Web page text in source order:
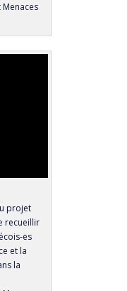
projet
recueillir
es
et la
la